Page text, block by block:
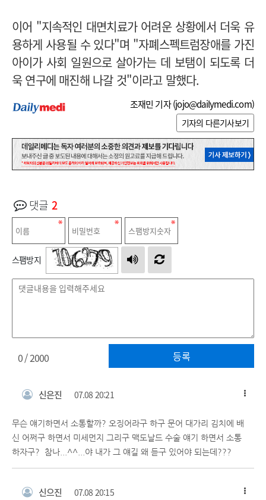
이어 "지속적인 대면치료가 어려운 상황에서 더욱 유
용하게 사용될 수 있다"며 "자폐스펙트럼장애를 가진
아이가 사회 일원으로 살아가는 데 보탬이 되도록 더
욱 연구에 매진해 나갈 것"이라고 말했다.
조재민 기자 (jojo@dailymedi.com)
기자의 다른기사보기
댓글 2
스팸방지
등록
0/ 2000
신은진 07.08 20:21
무슨 얘기하면서 소통할까? 오징어라구 하구 문어 대가리 김치에 배
신 어쩌구 하면서 미세먼지 그리구 맥도날드 수술 얘기 하면서 소통
하자구? 참나...^^...야 내가 그 얘길 왜 듣구 있어야 되는데???
신으진 07.08 20:15